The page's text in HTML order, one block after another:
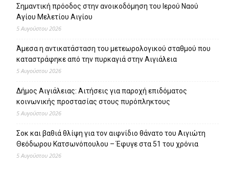
Σημαντική πρόοδος στην ανοικοδόμηση του Ιερού Ναού
Αγίου Μελετίου Αιγίου
5 Αυγούστου 2026
Άμεσα η αντικατάσταση του μετεωρολογικού σταθμού που
καταστράφηκε από την πυρκαγιά στην Αιγιάλεια
5 Αυγούστου 2026
Δήμος Αιγιάλειας: Αιτήσεις για παροχή επιδόματος
κοινωνικής προστασίας στους πυρόπληκτους
5 Αυγούστου 2026
Σοκ και βαθιά θλίψη για τον αιφνίδιο θάνατο του Αιγιώτη
Θεόδωρου Κατσωνόπουλου – Έφυγε στα 51 του χρόνια
5 Αυγούστου 2026